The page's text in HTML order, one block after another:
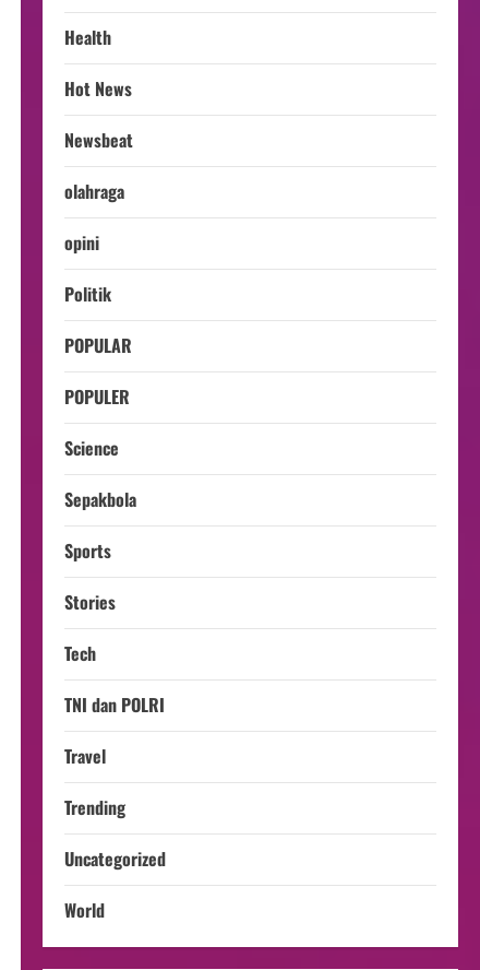
Health
Hot News
Newsbeat
olahraga
opini
Politik
POPULAR
POPULER
Science
Sepakbola
Sports
Stories
Tech
TNI dan POLRI
Travel
Trending
Uncategorized
World